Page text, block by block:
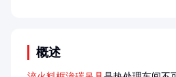
概述